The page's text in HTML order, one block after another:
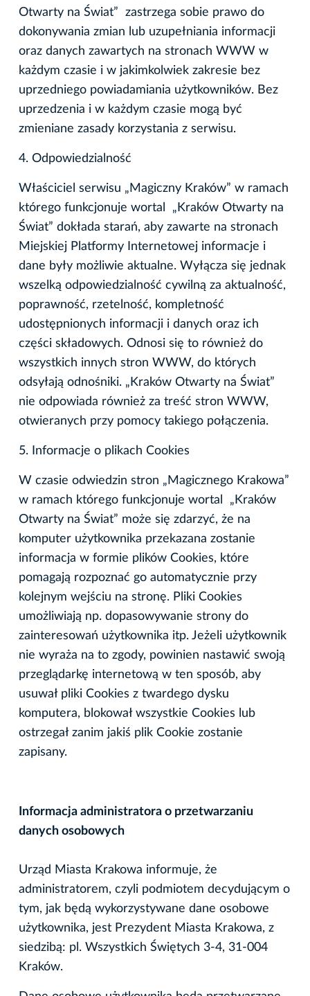
Otwarty na Świat” zastrzega sobie prawo do
dokonywania zmian lub uzupełniania informacji
oraz danych zawartych na stronach WWW w
każdym czasie i w jakimkolwiek zakresie bez
uprzedniego powiadamiania użytkowników. Bez
uprzedzenia i w każdym czasie mogą być
zmieniane zasady korzystania z serwisu.
4. Odpowiedzialność
Właściciel serwisu „Magiczny Kraków” w ramach
którego funkcjonuje wortal „Kraków Otwarty na
Świat” dokłada starań, aby zawarte na stronach
Miejskiej Platformy Internetowej informacje i
dane były możliwie aktualne. Wyłącza się jednak
wszelką odpowiedzialność cywilną za aktualność,
poprawność, rzetelność, kompletność
udostępnionych informacji i danych oraz ich
części składowych. Odnosi się to również do
wszystkich innych stron WWW, do których
odsyłają odnośniki. „Kraków Otwarty na Świat”
nie odpowiada również za treść stron WWW,
otwieranych przy pomocy takiego połączenia.
5. Informacje o plikach Cookies
W czasie odwiedzin stron „Magicznego Krakowa”
w ramach którego funkcjonuje wortal „Kraków
Otwarty na Świat” może się zdarzyć, że na
komputer użytkownika przekazana zostanie
informacja w formie plików Cookies, które
pomagają rozpoznać go automatycznie przy
kolejnym wejściu na stronę. Pliki Cookies
umożliwiają np. dopasowywanie strony do
zainteresowań użytkownika itp. Jeżeli użytkownik
nie wyraża na to zgody, powinien nastawić swoją
przeglądarkę internetową w ten sposób, aby
usuwał pliki Cookies z twardego dysku
komputera, blokował wszystkie Cookies lub
ostrzegał zanim jakiś plik Cookie zostanie
zapisany.
Informacja administratora o przetwarzaniu
danych osobowych
Urząd Miasta Krakowa informuje, że
administratorem, czyli podmiotem decydującym o
tym, jak będą wykorzystywane dane osobowe
użytkownika, jest Prezydent Miasta Krakowa, z
siedzibą: pl. Wszystkich Świętych 3-4, 31-004
Kraków.